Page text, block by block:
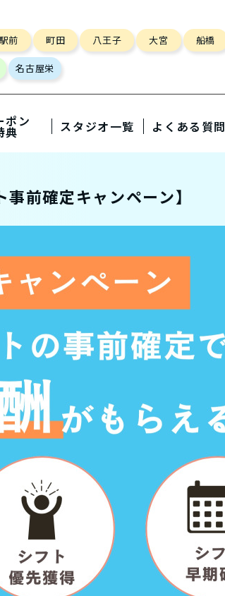
前 町田 八王子 大宮 船橋
名古屋栄
ポン
典 スタジオ一覧 よくある質問
事前確定キャンペーン】